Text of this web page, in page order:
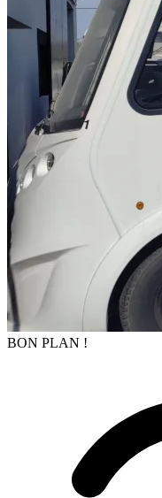
BON PLAN !